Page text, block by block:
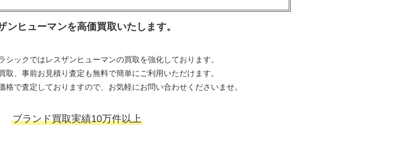
ンヒューマンを高価買取いたします。
シックではレスザンヒューマンの買取を強化しております。
取、事前お見積り査定も無料で簡単にご利用いただけます。
格で査定しておりますので、お気軽にお問い合わせくださいませ。
ブランド買取実績10万件以上